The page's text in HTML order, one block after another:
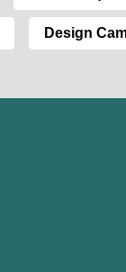
Design